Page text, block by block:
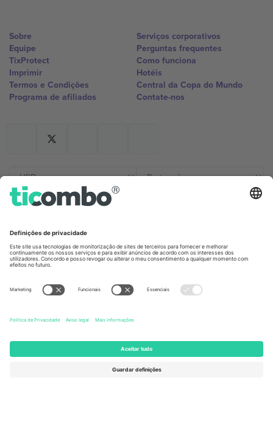
Sobre
Equipe
TixProtect
Imprimir
Termos e Condições
Programa de afiliados
Serviços corporativos
Perguntas frequentes
Como funciona
Hotéis
Central da Copa do Mundo
Contate-nos
Germany
Unter den Linden 24, 10117
United Kingdom
167 City Road, London, Greater
Kingdom
United States
Newark, Delaware 19713, United
States
Engelberg, Switzerland